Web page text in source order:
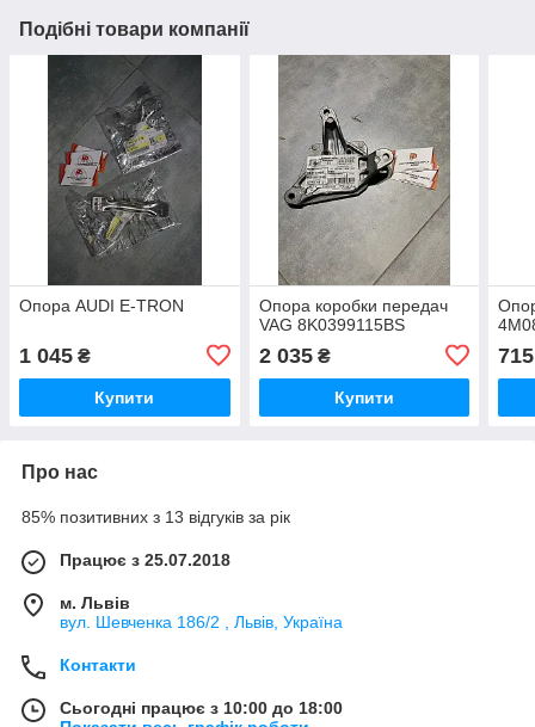
Подібні товари компанії
Опора AUDI E-TRON
1 045 ₴
Купити
Опора коробки передач
VAG 8K0399115BS
2 035₴
Купити
715
Про нас
85% позитивних з 13 відгуків за рік
Працює з 25.07.2018
м. Львів
вул. Шевченка 186/2 , Львів, Україна
Контакти
Сьогодні працює з 10:00 до 18:00